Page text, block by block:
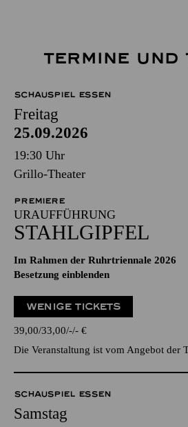
TERMINE UND
SCHAUSPIEL ESSEN
Freitag
25.09.2026
19:30 Uhr
Grillo-Theater
PREMIERE
URAUFFÜHRUNG
STAHLGIPFEL
Im Rahmen der Ruhrtriennale 2026
Besetzung einblenden
WENIGE TICKETS
39,00 33,00 - - €
Die Veranstaltung ist vom Angebot der
SCHAUSPIEL ESSEN
Samstag